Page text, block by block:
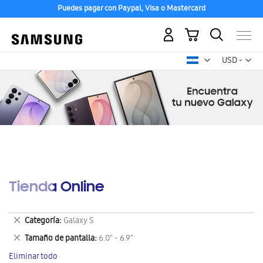
Puedes pagar con Paypal, Visa o Mastercard
USD -
dólar
Mi carrito
Tienda Online
Categoría Galaxy S
Eliminar
este
artículo
Tamaño de pantalla 6.0" - 6.9"
Eliminar
este
Eliminar todo